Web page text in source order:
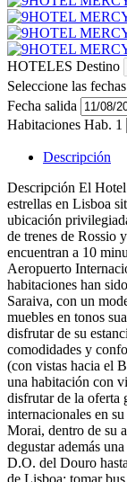
HOTELES Destino
Seleccione las fechas
Fecha salida
Habitaciones Hab. 1
Descripción
Descripción El
estrellas en Lisboa
ubicación
de trenes de Rossio
encuentran a 10
Aeropuerto
habitaciones han
Saraiva, con un
muebles en tonos
disfrutar de su
comodidades y
(con vistas hacia el
una habitación con
disfrutar de la oferta
internacionales en
Morai, dentro de su
degustar además
D.O. del Douro
de Lisboa: tomar